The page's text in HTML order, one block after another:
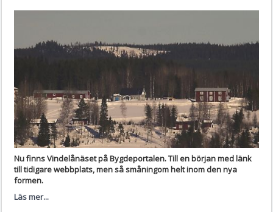
Nu finns Vindelånäset på Bygdeportalen. Till en början med länk
till tidigare webbplats, men så småningom helt inom den nya
formen.
Läs mer...